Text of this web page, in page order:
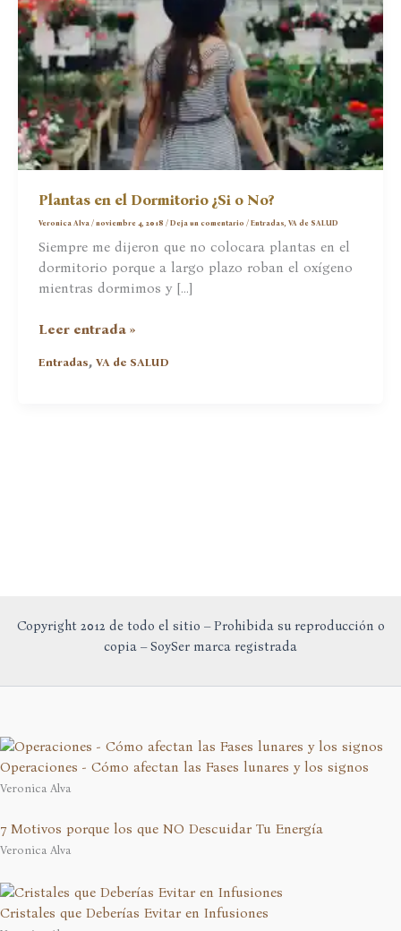
Plantas en el Dormitorio ¿Si o No?
Veronica Alva/noviembre 4, 2018/Deja un comentario /Entradas,VA de SALUD
Siempre me dijeron que no colocara plantas en el
dormitorio porque a largo plazo roban el oxígeno
mientras dormimos y […]
Plantas
el
Leer entrada »
Entradas,VA de SALUD
Copyright 2012 de todo el sitio – Prohibida su reproducción o
copia – SoySer marca registrada
Operaciones - Cómo afectan las Fases lunares y los signos
Veronica Alva
7 Motivos porque los que NO Descuidar Tu Energía
Veronica Alva
Cristales que Deberías Evitar en Infusiones